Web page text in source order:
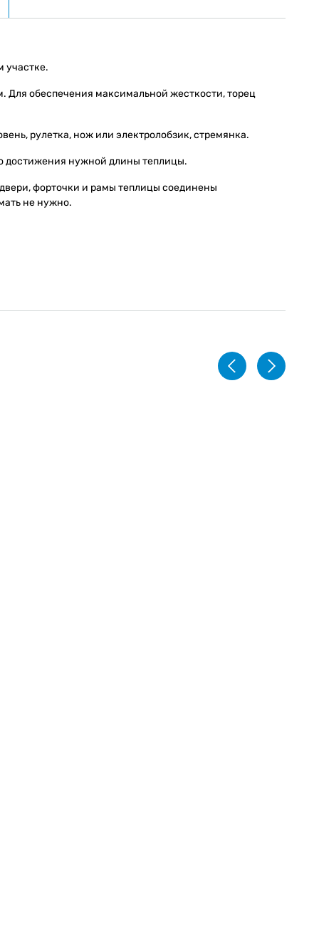
участке.
Для обеспечения максимальной жесткости, торец
рулетка, нож или электролобзик, стремянка.
достижения нужной длины теплицы.
форточки и рамы теплицы соединены
не нужно.